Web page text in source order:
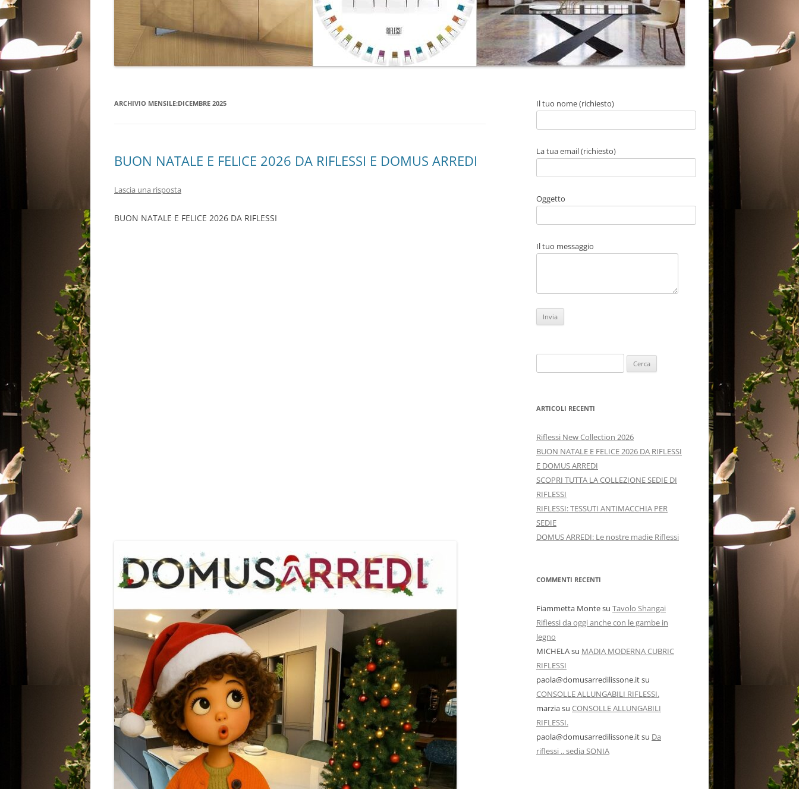
ARCHIVIO MENSILE:DICEMBRE 2025
BUON NATALE E FELICE 2026 DA RIFLESSI E DOMUS ARREDI
Lascia una risposta
BUON NATALE E FELICE 2026 DA RIFLESSI
Il tuo nome (richiesto)
La tua email (richiesto)
Oggetto
Il tuo messaggio
per:
ARTICOLI RECENTI
Riflessi New Collection 2026
BUON NATALE E FELICE 2026 DA RIFLESSI
E DOMUS ARREDI
SCOPRI TUTTA LA COLLEZIONE SEDIE DI
RIFLESSI
RIFLESSI: TESSUTI ANTIMACCHIA PER
SEDIE
DOMUS ARREDI: Le nostre madie Riflessi
COMMENTI RECENTI
Fiammetta Montesu Tavolo Shangai
Riflessi da oggi anche con le gambe in
legno
MICHELAsu MADIA MODERNA CUBRIC
RIFLESSI
paola@domusarredilissone.itsu
CONSOLLE ALLUNGABILI RIFLESSI.
marziasu CONSOLLE ALLUNGABILI
RIFLESSI.
paola@domusarredilissone.itsu Da
riflessi .. sedia SONIA